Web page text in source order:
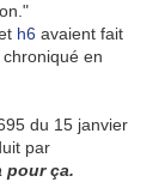
h6 avaient fait
chroniqué en
du 15 janvier
par
pour ça.